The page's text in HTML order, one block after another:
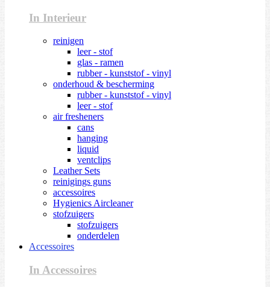
In Interieur
reinigen
leer - stof
glas - ramen
rubber - kunststof - vinyl
onderhoud & bescherming
rubber - kunststof - vinyl
leer - stof
air fresheners
cans
hanging
liquid
ventclips
Leather Sets
reinigings guns
accessoires
Hygienics Aircleaner
stofzuigers
stofzuigers
onderdelen
Accessoires
In Accessoires